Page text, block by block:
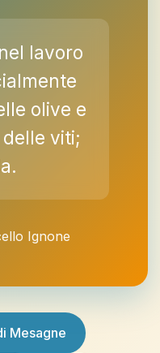
lavoro
olive e
viti;
Ignone
Mesagne